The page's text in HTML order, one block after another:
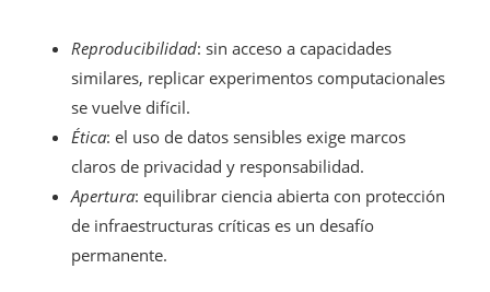
Reproducibilidad: sin acceso a capacidades
similares, replicar experimentos computacionales
se vuelve difícil.
Ética: el uso de datos sensibles exige marcos
claros de privacidad y responsabilidad.
Apertura: equilibrar ciencia abierta con protección
de infraestructuras críticas es un desafío
permanente.